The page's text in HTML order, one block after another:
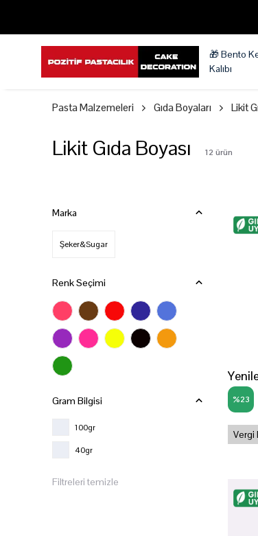
🎁 Bento
Kalıbı
Pasta Malzemeleri Gıda Boyaları Likit
Likit Gıda Boyası 12 ürün
Marka
Şeker&Sugar
Renk Seçimi
Gram Bilgisi
100gr
40gr
Filtreleri temizle
%23
Vergi